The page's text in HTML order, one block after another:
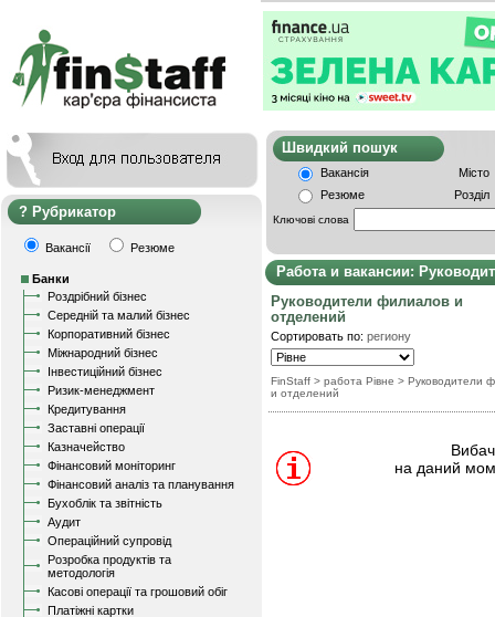
Рубрикатор
Вакансії Резюме
Банки
Роздрібний бізнес
Середній та малий бізнес
Корпоративний бізнес
Міжнародний бізнес
Інвестиційний бізнес
Ризик-менеджмент
Кредитування
Заставні операції
Казначейство
Фінансовий моніторинг
Фінансовий аналіз та планування
Бухоблік та звітність
Аудит
Операційний супровід
Розробка продуктів та
методологія
Касові операції та грошовий обіг
Платіжні картки
Швидкий
Вакансія
Місто
Резюме
Розділ
Ключові слова
Работа и вакансии:
Руководители филиалов и
отделений
Сортировать по: региону
FinStaff > работа Рівне > Руководители
и отделений
на даний